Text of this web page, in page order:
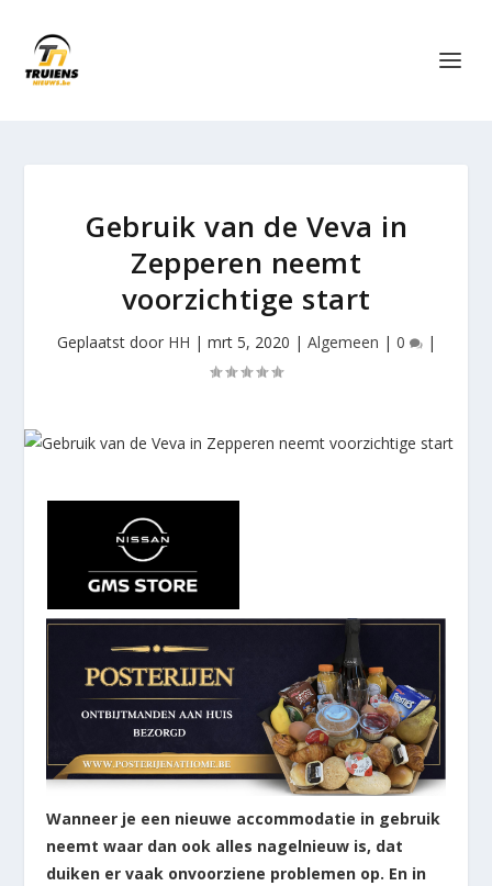
Gebruik van de Veva in
Zepperen neemt
voorzichtige start
Geplaatst door HH | mrt 5, 2020 | Algemeen | 0 |
Wanneer je een nieuwe accommodatie in gebruik
neemt waar dan ook alles nagelnieuw is, dat
duiken er vaak onvoorziene problemen op. En in